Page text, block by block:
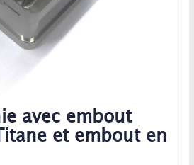
avec embout
et embout en